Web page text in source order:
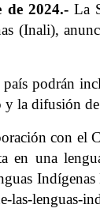
de 2024.- La
(Inali),
podrán
y la difusión
con
en una
lenguas-